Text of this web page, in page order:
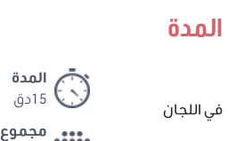
المدة
في اللجان
المدة
15دق
مجموع